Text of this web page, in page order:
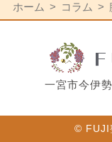
ホーム コラム
一宮市今伊
© FUJI